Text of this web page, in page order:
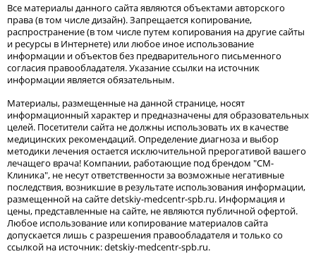
Все материалы данного сайта являются объектами авторского
права (в том числе дизайн). Запрещается копирование,
распространение (в том числе путем копирования на другие сайты
и ресурсы в Интернете) или любое иное использование
информации и объектов без предварительного письменного
согласия правообладателя. Указание ссылки на источник
информации является обязательным.
Материалы, размещенные на данной странице, носят
информационный характер и предназначены для образовательных
целей. Посетители сайта не должны использовать их в качестве
медицинских рекомендаций. Определение диагноза и выбор
методики лечения остается исключительной прерогативой вашего
лечащего врача! Компании, работающие под брендом "СМ-
Клиника", не несут ответственности за возможные негативные
последствия, возникшие в результате использования информации,
размещенной на сайте detskiy-medcentr-spb.ru. Информация и
цены, представленные на сайте, не являются публичной офертой.
Любое использование или копирование материалов сайта
допускается лишь с разрешения правообладателя и только со
ссылкой на источник: detskiy-medcentr-spb.ru.